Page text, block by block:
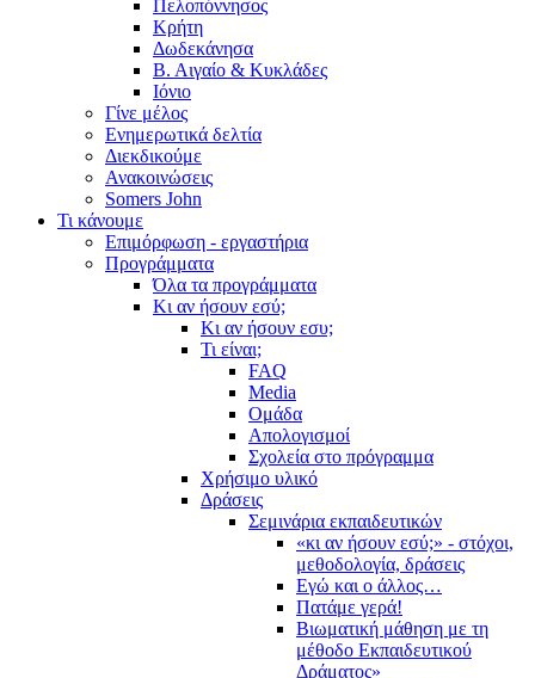
Πελοπόννησος
Κρήτη
Δωδεκάνησα
Β. Αιγαίο & Κυκλάδες
Ιόνιο
Γίνε μέλος
Ενημερωτικά δελτία
Διεκδικούμε
Ανακοινώσεις
Somers John
Τι κάνουμε
Επιμόρφωση - εργαστήρια
Προγράμματα
Όλα τα προγράμματα
Κι αν ήσουν εσύ;
Κι αν ήσουν εσυ;
Τι είναι;
FAQ
Media
Ομάδα
Απολογισμοί
Σχολεία στο πρόγραμμα
Χρήσιμο υλικό
Δράσεις
Σεμινάρια εκπαιδευτικών
«κι αν ήσουν εσύ;» - στόχοι,
μεθοδολογία, δράσεις
Εγώ και ο άλλος…
Πατάμε γερά!
Βιωματική μάθηση με τη
μέθοδο Εκπαιδευτικού
Δράματος»